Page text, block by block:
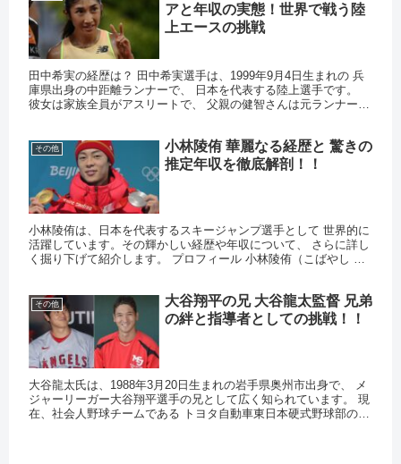
アと年収の実態！世界で戦う陸
上エースの挑戦
田中希実の経歴は？ 田中希実選手は、1999年9月4日生まれの 兵
庫県出身の中距離ランナーで、 日本を代表する陸上選手です。
彼女は家族全員がアスリートで、 父親の健智さんは元ランナー、
その他
小林陵侑 華麗なる経歴と 驚きの
推定年収を徹底解剖！！
小林陵侑は、日本を代表するスキージャンプ選手として 世界的に
活躍しています。その輝かしい経歴や年収について、 さらに詳し
く掘り下げて紹介します。 プロフィール 小林陵侑（こばやし り
その他
大谷翔平の兄 大谷龍太監督 兄弟
の絆と指導者としての挑戦！！
大谷龍太氏は、1988年3月20日生まれの岩手県奥州市出身で、 メ
ジャーリーガー大谷翔平選手の兄として広く知られています。 現
在、社会人野球チームである トヨタ自動車東日本硬式野球部の監